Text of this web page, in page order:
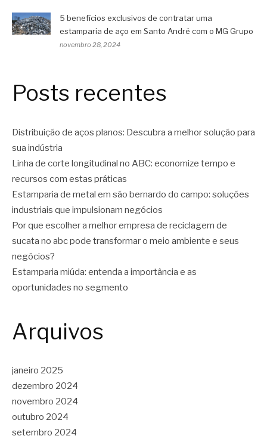
5 benefícios exclusivos de contratar uma
estamparia de aço em Santo André com o MG Grupo
novembro 28, 2024
Posts recentes
Distribuição de aços planos: Descubra a melhor solução para
sua indústria
Linha de corte longitudinal no ABC: economize tempo e
recursos com estas práticas
Estamparia de metal em são bernardo do campo: soluções
industriais que impulsionam negócios
Por que escolher a melhor empresa de reciclagem de
sucata no abc pode transformar o meio ambiente e seus
negócios?
Estamparia miúda: entenda a importância e as
oportunidades no segmento
Arquivos
janeiro 2025
dezembro 2024
novembro 2024
outubro 2024
setembro 2024